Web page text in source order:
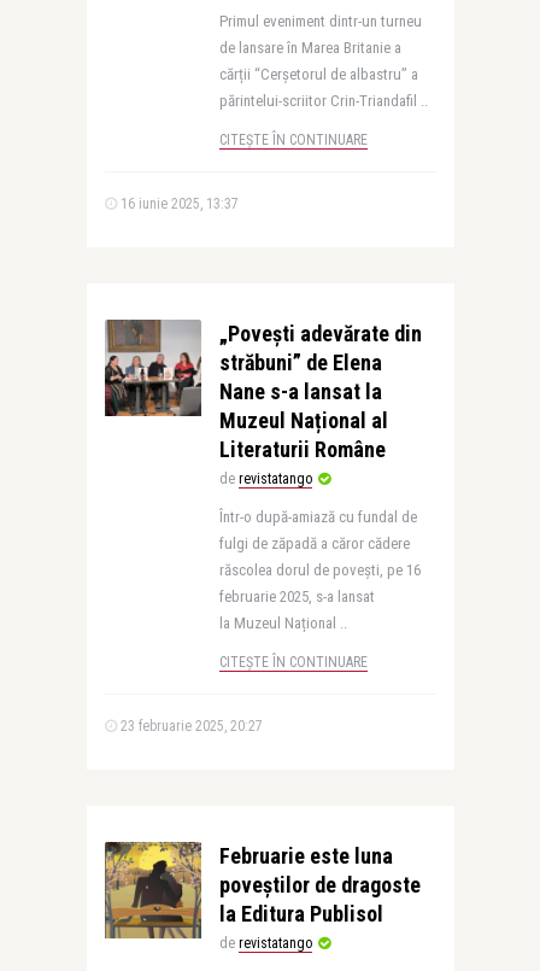
Primul eveniment dintr-un turneu
de lansare în Marea Britanie a
cărții “Cerșetorul de albastru” a
părintelui-scriitor Crin-Triandafil ..
CITEȘTE ÎN CONTINUARE
16 iunie 2025, 13:37
„Povești adevărate din
străbuni” de Elena
Nane s-a lansat la
Muzeul Național al
Literaturii Române
de revistatango
Într-o după-amiază cu fundal de
fulgi de zăpadă a căror cădere
răscolea dorul de povești, pe 16
februarie 2025, s-a lansat
la Muzeul Național ..
CITEȘTE ÎN CONTINUARE
23 februarie 2025, 20:27
Februarie este luna
poveștilor de dragoste
la Editura Publisol
de revistatango